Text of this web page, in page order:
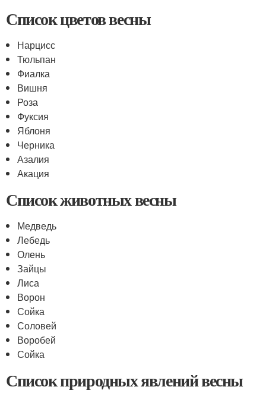
Список цветов весны
Нарцисс
Тюльпан
Фиалка
Вишня
Роза
Фуксия
Яблоня
Черника
Азалия
Акация
Список животных весны
Медведь
Лебедь
Олень
Зайцы
Лиса
Ворон
Сойка
Соловей
Воробей
Сойка
Список природных явлений весны